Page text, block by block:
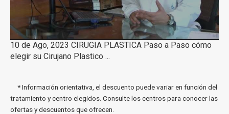
10 de Ago, 2023 CIRUGIA PLASTICA Paso a Paso cómo
elegir su Cirujano Plastico ...
* Información orientativa, el descuento puede variar en función del
tratamiento y centro elegidos. Consulte los centros para conocer las
ofertas y descuentos que ofrecen.